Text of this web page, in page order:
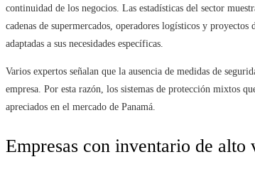
continuidad de los negocios. Las estadísticas del sector
cadenas de supermercados, operadores logísticos y
adaptadas a sus necesidades específicas.
Varios expertos señalan que la ausencia de medidas de
empresa. Por esta razón, los sistemas de protección mixtos
apreciados en el mercado de Panamá.
Empresas con inventario de